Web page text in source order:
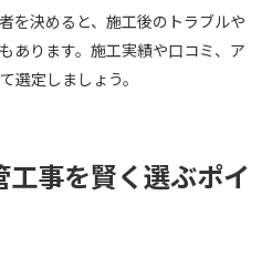
を決めると、施工後のトラブルや
あります。施工実績や口コミ、ア
選定しましょう。
事を賢く選ぶポイ